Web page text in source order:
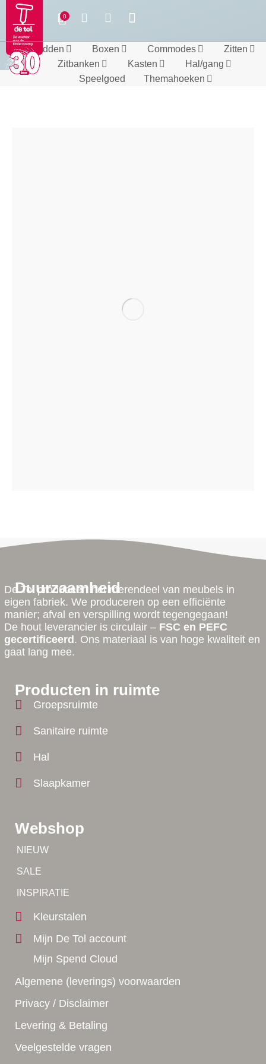
Bedden Boxen Commodes
Zitten
Zitbanken
Kasten
Hal/gang
Speelgoed
Themahoeken
Webshop
NIEUW
SALE
INSPIRATIE
Kleurstalen
Mijn De Tol account
Mijn Spend Cloud
Algemene (leverings) voorwaarden
Privacy / Disclaimer
Levering & Betaling
Veelgestelde vragen
Producten in ruimte
Groepsruimte
Sanitaire ruimte
Hal
Slaapkamer
Duurzaamheid
De Tol produceert het merendeel van meubels in
eigen fabriek. We produceren op een efficiënte
manier; afval en verspilling wordt tegengegaan!
De hout leverancier is circulair – FSC en PEFC
gecertificeerd . Ons materiaal is van hoge kwaliteit en
gaat lang mee.